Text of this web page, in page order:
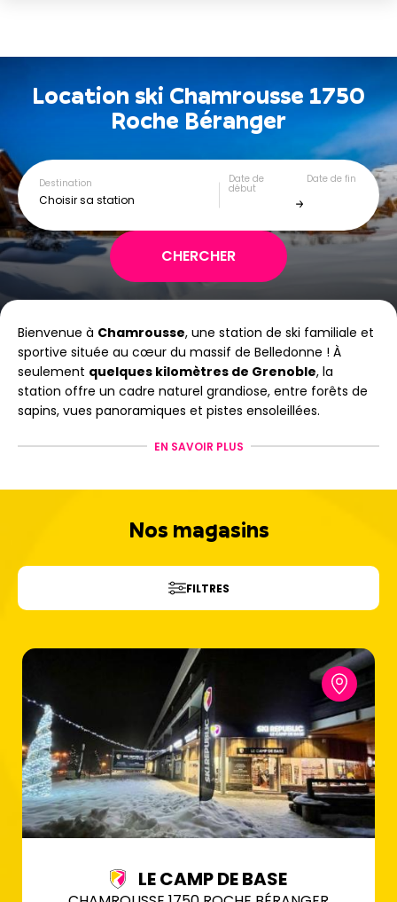
Location ski Chamrousse 1750
Roche Béranger
Destination
Choisir sa station
Date de
début
Date de fin
Bienvenue à Chamrousse, une station de ski familiale et
sportive située au cœur du massif de Belledonne ! À
seulement quelques kilomètres de Grenoble, la
station offre un cadre naturel grandiose, entre forêts de
sapins, vues panoramiques et pistes ensoleillées.
Réservez dès maintenant votre location de ski à
EN SAVOIR PLUS
Nos magasins
FILTRES
LE CAMP DE BASE